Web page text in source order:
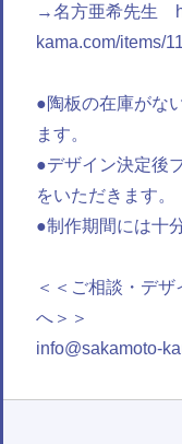
→名方亜希先生
kama.com/items/
●陶板の在庫がな
ます。
●デザイン決定後
をいただきます。
●制作期間には十
＜＜ご相談・デ
へ＞＞
info@sakamoto-